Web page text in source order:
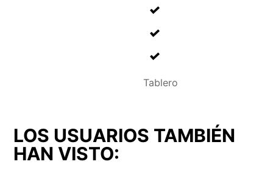
Tablero
LOS USUARIOS TAMBIÉN
HAN VISTO: